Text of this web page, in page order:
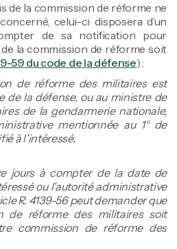
de la commission de réforme ne
celui-ci disposera d’un
de sa notification pour
de la commission de réforme soit
59 du code de la défense) :
de réforme des militaires est
de la défense, ou au ministre de
de la gendarmerie nationale,
mentionnée au 1° de
à l'intéressé.
jours à compter de la date de
ou l'autorité administrative
R. 4139-56 peut demander que
de réforme des militaires soit
commission de réforme des